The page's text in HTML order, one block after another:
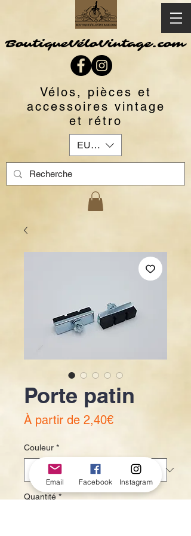
BoutiqueVéloVintage.com
Vélos, pièces et
accessoires vintage
et rétro
EUR (€)
Porte patin
À partir de 2,40€Prix
Couleur *
Quantité *
Email Facebook Instagram